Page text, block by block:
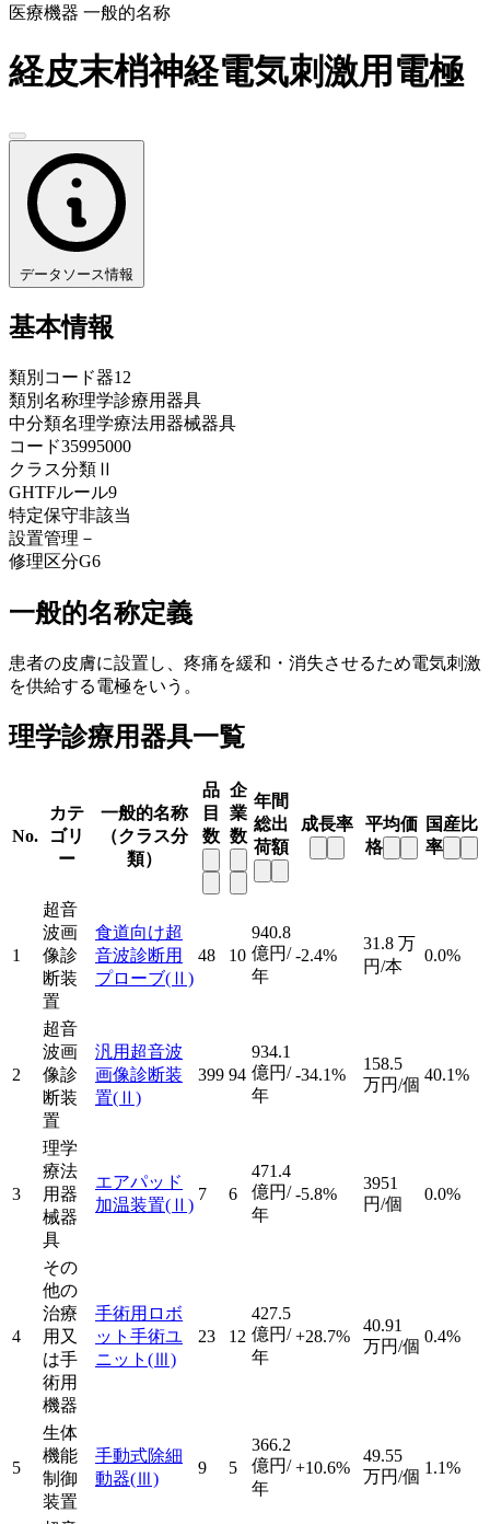
医療機器 一般的名称
経皮末梢神経電気刺激用電極
データソース情報
基本情報
類別コード器12
類別名称理学診療用器具
中分類名理学療法用器械器具
コード35995000
クラス分類 Ⅱ
GHTFルール9
特定保守非該当
設置管理 －
修理区分G6
一般的名称定義
患者の皮膚に設置し、疼痛を緩和・消失させるため電気刺激
を供給する電極をいう。
理学診療用器具一覧
No.
カテ
ゴリ
ー
一般的名称
（クラス分
類）
品
目
数
企
業
数
年間
総出
荷額
成長率
平均価
格
国産比
率
1
超音
波画
像診
断装
置
食道向け超
音波診断用
プローブ(Ⅱ)
48 10
940.8
億円/
年
-2.4%
31.8 万
円/本
0.0%
2
超音
波画
像診
断装
置
汎用超音波
画像診断装
置(Ⅱ)
399 94
934.1
億円/
年
-34.1%
158.5
万円/個
40.1%
3
理学
療法
用器
械器
具
エアパッド
加温装置(Ⅱ)
7 6
471.4
億円/
年
-5.8%
3951
円/個
0.0%
4
その
他の
治療
用又
は手
術用
機器
手術用ロボ
ット手術ユ
ニット (Ⅲ)
23 12
427.5
億円/
年
+28.7%
40.91
万円/個
0.4%
5
生体
機能
制御
装置
手動式除細
動器(Ⅲ)
9 5
366.2
億円/
年
+10.6%
49.55
万円/個 1.1%